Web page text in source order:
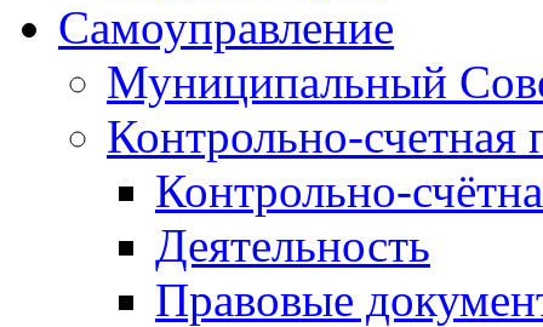
Самоуправление
Муниципальный
Контрольно-счетная
Контрольно-
Деятельность
Правовые